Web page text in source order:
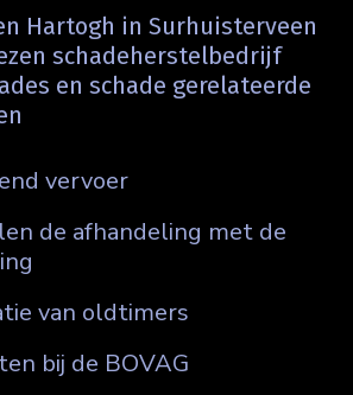
Hartogh in Surhuisterveen
schadeherstelbedrijf
en schade gerelateerde
vervoer
de afhandeling met de
van oldtimers
bij de BOVAG